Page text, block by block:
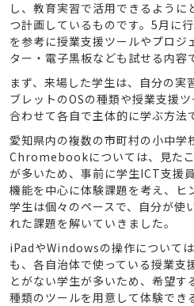
し、教育実習で活用できるよう
つ計画しているものです。5月に
を参考に授業支援ツールやプロジ
ター・電子黒板なども試せる内容
まず、来場した学生は、自分の実
ブレットのOSの種類や授業支援
合わせて各自で主体的に学ぶ方法
愛知県内の複数の市町村の小中学
Chromebookについては、見た
が多いため、事前に学生ICT支援
機能を中心に体験課題を考え、ヒ
学生は個々のペースで、自分が使
れた課題を解いていきました。
iPadやWindowsの操作について
も、各自治体で使っている授業支
とがない学生が多いため、希望す
種類のツールを用意して体験でき